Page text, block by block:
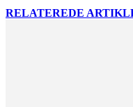
RELATEREDE